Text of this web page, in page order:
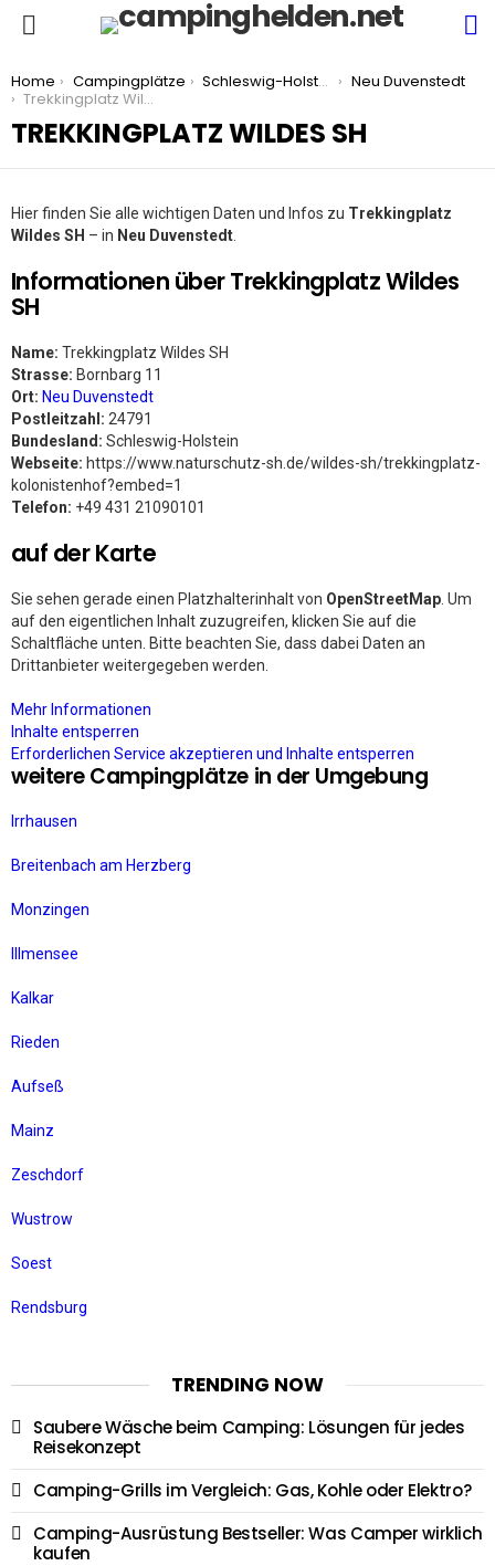
You are here:
Home Campingplätze Schleswig-Holstein
Neu Duvenstedt
Trekkingplatz Wildes SH
TREKKINGPLATZ WILDES SH
Hier finden Sie alle wichtigen Daten und Infos zu Trekkingplatz
Wildes SH – in Neu Duvenstedt
Informationen über Trekkingplatz Wildes
SH
Name: Trekkingplatz Wildes SH
Strasse: Bornbarg 11
Ort: Neu Duvenstedt
Postleitzahl: 24791
Bundesland: Schleswig-Holstein
Webseite: https://www.naturschutz-sh.de/wildes-sh/trekkingplatz-
kolonistenhof?embed=1
Telefon: +49 431 21090101
auf der Karte
Sie sehen gerade einen Platzhalterinhalt von OpenStreetMap . Um
auf den eigentlichen Inhalt zuzugreifen, klicken Sie auf die
Schaltfläche unten. Bitte beachten Sie, dass dabei Daten an
Drittanbieter weitergegeben werden.
Mehr Informationen
Inhalte entsperren
Erforderlichen Service akzeptieren und Inhalte entsperren
weitere Campingplätze in der Umgebung
Irrhausen
Breitenbach am Herzberg
Monzingen
Illmensee
Kalkar
Rieden
Aufseß
Mainz
Zeschdorf
Wustrow
Soest
Rendsburg
TRENDING NOW
Saubere Wäsche beim Camping: Lösungen für jedes
Reisekonzept
Camping-Grills im Vergleich: Gas, Kohle oder Elektro?
Camping-Ausrüstung Bestseller: Was Camper wirklich
kaufen